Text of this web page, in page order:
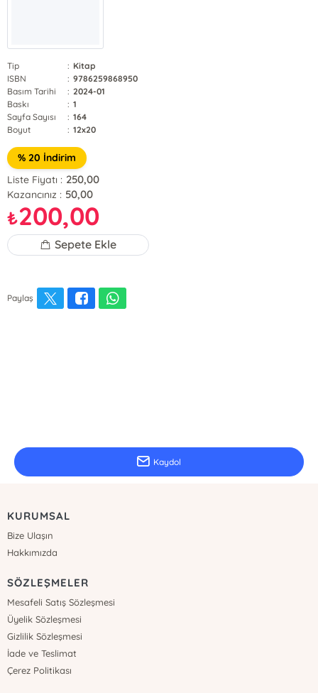
Tip : Kitap
ISBN
: 9786259868950
Basım Tarihi
: 2024-01
Baskı
: 1
Sayfa Sayısı
: 164
Boyut
: 12x20
% 20 İndirim
Liste Fiyatı : 250,00
Kazancınız : 50,00
₺200,00
Sepete Ekle
Paylaş
Kaydol
KURUMSAL
Bize Ulaşın
Hakkımızda
SÖZLEŞMELER
Mesafeli Satış Sözleşmesi
Üyelik Sözleşmesi
Gizlilik Sözleşmesi
İade ve Teslimat
Çerez Politikası